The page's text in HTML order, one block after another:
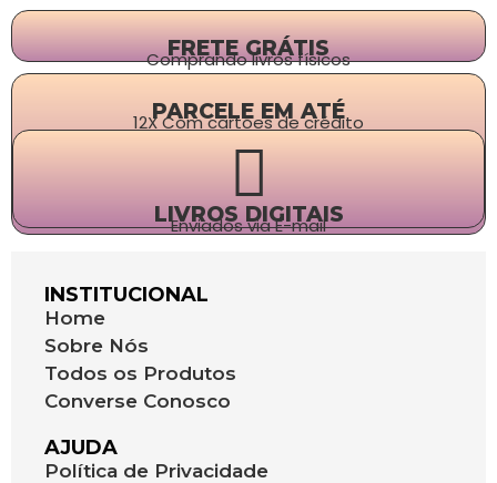
FRETE GRÁTIS
Comprando livros físicos
PARCELE EM ATÉ
12X Com cartões de crédito
LIVROS DIGITAIS
Enviados via E-mail
INSTITUCIONAL
Home
Sobre Nós
Todos os Produtos
Converse Conosco
AJUDA
Política de Privacidade